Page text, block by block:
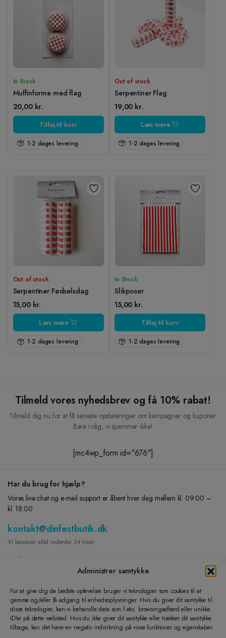
Administrer samtykke
For at give dig de bedste oplevelser bruger vi teknologier som cookies til at
gemme og/eller få adgang til enhedsoplysninger. Hvis du giver dit samtykke til
disse teknologier, kan vi behandle data som f.eks. browsingadfærd eller unikke
ID'er på dette websted. Hvis du ikke giver dit samtykke eller trækker dit samtykke
tilbage, kan det have en negativ indvirkning på visse funktioner og egenskaber.
In Stock
Muffinforme med flag
20,00 kr.
Tilføj til kurv
1-2 dages levering
Out of stock
Serpentiner Flag
19,00 kr.
Læs mere
1-2 dages levering
Out of stock
Serpentiner Fødselsdag
15,00 kr.
Læs mere
1-2 dages levering
In Stock
Slikposer
15,00 kr.
Tilføj til kurv
1-2 dages levering
Tilmeld vores nyhedsbrev og få 10% rabat!
Tilmeld dig nu for at få seneste opdateringer om kampagner og kuponer.
Bare rolig, vi spammer ikke!
[mc4wp_form id="676"]
Har du brug for hjælp?
Vores live chat og e-mail support er åbent hver dag mellem kl. 09:00 –
kl. 18:00
kontakt@dinfestbutik.dk
Vi besvarer altid indenfor 24 timer.
Find os på
INSTAGRAM
Lad os hjælpe dig
Dine Ordre